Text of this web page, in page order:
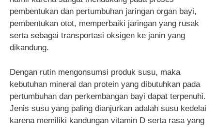
pembentukan dan pertumbuhan jaringan organ bayi,
pembentukan otot, memperbaiki jaringan yang rusak
serta sebagai transportasi oksigen ke janin yang
dikandung.
Dengan rutin mengonsumsi produk susu, maka
kebutuhan mineral dan protein yang dibutuhkan pada
pertumbuhan dan perkembangan bayi dapat terpenuhi.
Jenis susu yang paling dianjurkan adalah susu kedelai
karena memiliki kandungan vitamin D serta rasa yang